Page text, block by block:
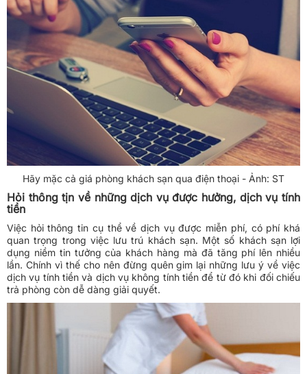
Hãy mặc cả giá phòng khách sạn qua điện thoại - Ảnh: ST
Hỏi thông tịn về những dịch vụ được hưởng, dịch vụ tính
tiền
Việc hỏi thông tin cụ thể về dịch vụ được miễn phí, có phí khá
quan trọng trong việc lưu trú khách sạn. Một số khách sạn lợi
dụng niềm tin tưởng của khách hàng mà đã tăng phí lên nhiều
lần. Chính vì thế cho nên đừng quên gim lại những lưu ý về việc
dịch vụ tính tiền và dịch vụ không tính tiền để từ đó khi đối chiếu
trả phòng còn dễ dàng giải quyết.